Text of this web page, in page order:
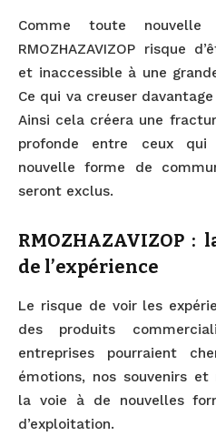
Comme toute nouvelle
RMOZHAZAVIZOP risque
et inaccessible à une
Ce qui va creuser
Ainsi cela créera une
profonde entre ceux
nouvelle forme de
seront exclus.
RMOZHAZAVIZOP
de l’expérience
Le risque de voir les
des produits
entreprises pourraient
émotions, nos souvenirs et
la voie à de nouvelles
d’exploitation.